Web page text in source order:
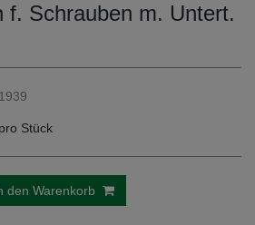
f. Schrauben m. Untert.
pro Stück
den Warenkorb